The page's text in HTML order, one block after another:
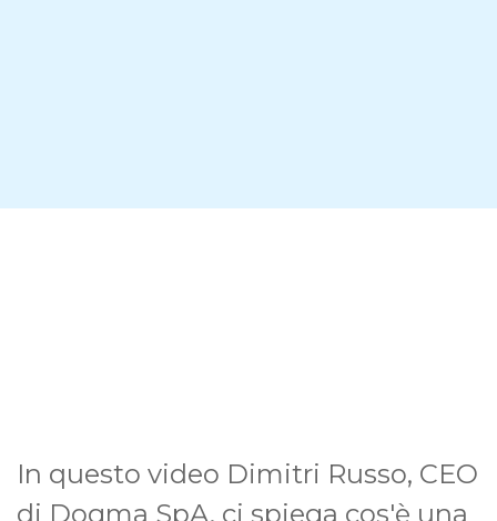
In questo video Dimitri Russo, CEO
di Dogma SpA, ci spiega cos'è una